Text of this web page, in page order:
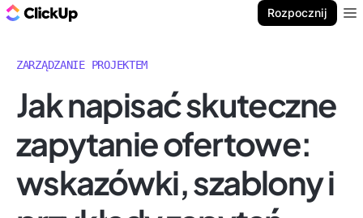
Rozpocznij
ZARZĄDZANIE PROJEKTEM
Jak napisać skuteczne
zapytanie ofertowe:
wskazówki, szablony i